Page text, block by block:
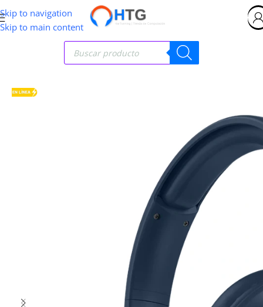
Skip to navigation
Skip to main content